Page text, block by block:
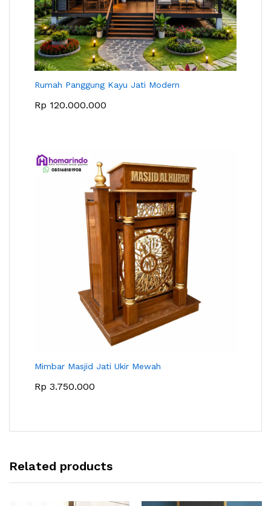
Rumah Panggung Kayu Jati Modern
Rp 120.000.000
Mimbar Masjid Jati Ukir Mewah
Rp 3.750.000
Related products